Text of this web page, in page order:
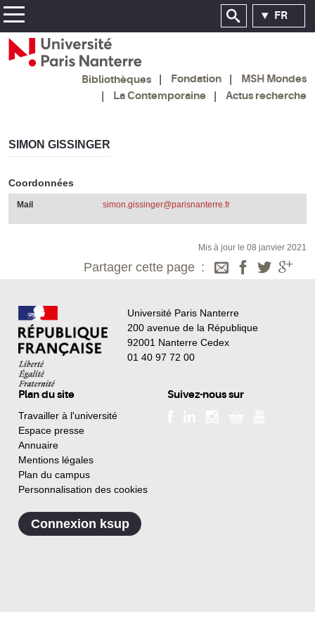
FR
Bibliothèques Fondation
MSH Mondes
La Contemporaine
Actus recherche
SIMON GISSINGER
Coordonnées
Mail simon.gissinger@parisnanterre.fr
Mis à jour le 08 janvier 2021
Partager cette page
Université Paris Nanterre
200 avenue de la République
92001 Nanterre Cedex
01 40 97 72 00
Plan du site
Travailler à l'université
Espace presse
Annuaire
Mentions légales
Plan du campus
Personnalisation des cookies
Suivez-nous sur
Connexion ksup